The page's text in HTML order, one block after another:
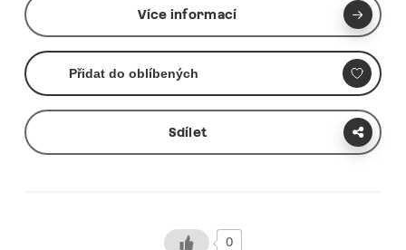
Více informací
Přidat do oblíbených
Sdílet
0